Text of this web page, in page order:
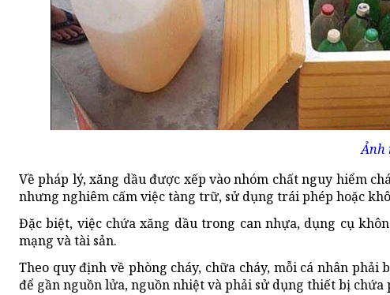
Ảnh
Về pháp lý, xăng dầu được xếp vào nhóm chất nguy hiểm
nhưng nghiêm cấm việc tàng trữ, sử dụng trái phép hoặc
Đặc biệt, việc chứa xăng dầu trong can nhựa, dụng cụ
mạng và tài sản.
Theo quy định về phòng cháy, chữa cháy, mỗi cá nhân
để gần nguồn lửa, nguồn nhiệt và phải sử dụng thiết bị chứa